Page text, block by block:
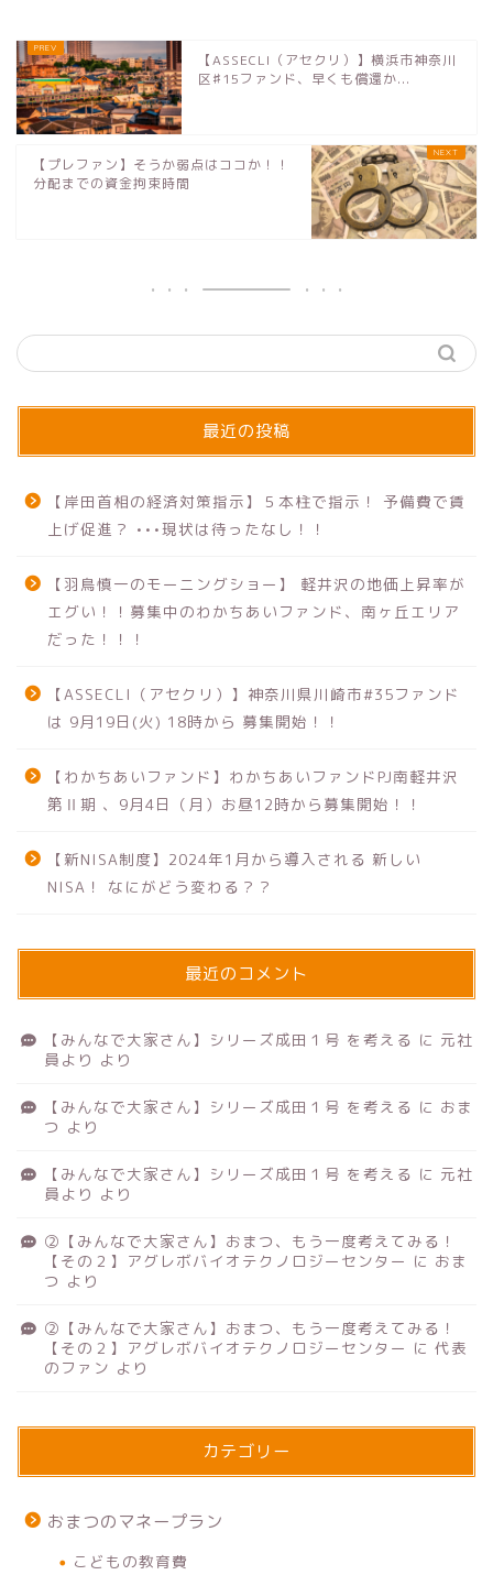
【ASSECLI（アセクリ）】横浜市神奈川
区♯15ファンド、早くも償還か...
【プレファン】そうか弱点はココか！！
分配までの資金拘束時間
最近の投稿
【岸田首相の経済対策指示】５本柱で指示！ 予備費で賃
上げ促進？ •••現状は待ったなし！！
【羽鳥慎一のモーニングショー】 軽井沢の地価上昇率が
エグい！！募集中のわかちあいファンド、南ヶ丘エリア
だった！！！
【ASSECLI（アセクリ）】神奈川県川崎市#35ファンド
は 9月19日(火) 18時から 募集開始！！
【わかちあいファンド】わかちあいファンドPJ南軽井沢
第Ⅱ期 、9月4日（月）お昼12時から募集開始！！
【新NISA制度】2024年1月から導入される 新しい
NISA！ なにがどう変わる？？
最近のコメント
【みんなで大家さん】シリーズ成田１号 を考える に 元社
員より より
【みんなで大家さん】シリーズ成田１号 を考える に おま
つ より
【みんなで大家さん】シリーズ成田１号 を考える に 元社
員より より
②【みんなで大家さん】おまつ、もう一度考えてみる！
【その２】アグレボバイオテクノロジーセンター に おま
つ より
②【みんなで大家さん】おまつ、もう一度考えてみる！
【その２】アグレボバイオテクノロジーセンター に 代表
のファン より
カテゴリー
おまつのマネープラン
こどもの教育費